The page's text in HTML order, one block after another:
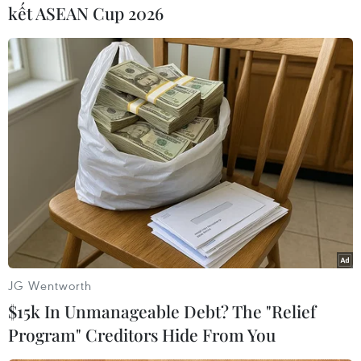
#EVN
#Bảo hiểm Xã hội Việt Nam
#Thủy điện Lai Châu
Lai Châu Việt Nam
Theo dõi VietnamPlus
TIN CÙNG CHUYÊN MỤC
Thị trường vaccine thế giới chuyển
kết ASEAN Cup 2026
JG Wentworth
$15k In Unmanageable Debt? The "Relief
Program" Creditors Hide From You